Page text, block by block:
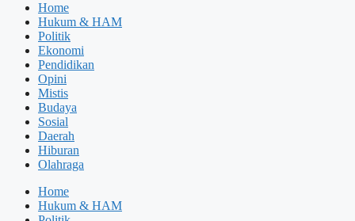
Home
Hukum & HAM
Politik
Ekonomi
Pendidikan
Opini
Mistis
Budaya
Sosial
Daerah
Hiburan
Olahraga
Home
Hukum & HAM